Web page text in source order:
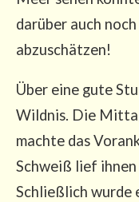
dar­über auch
abzuschätzen!
Über eine gute
Wild­nis. Die
mach­te das
Schweiß lief ihnen
Schließ­lich wur­de